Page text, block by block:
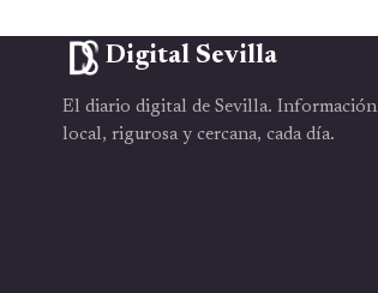
Digital Sevilla
El diario digital de Sevilla. Información
local, rigurosa y cercana, cada día.